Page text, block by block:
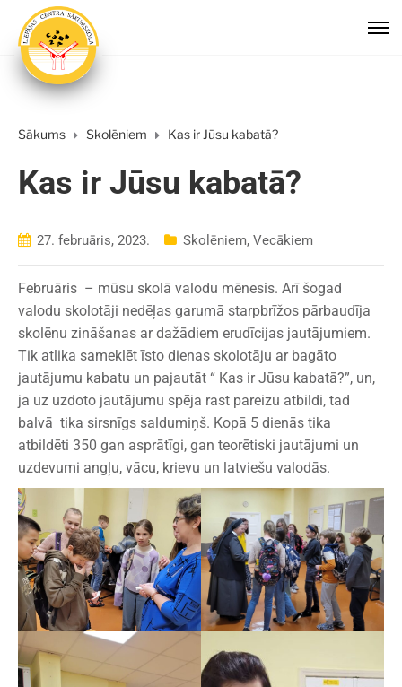
Sākums Skolēniem Kas ir Jūsu kabatā?
Kas ir Jūsu kabatā?
27. februāris, 2023. Skolēniem, Vecākiem
Februāris – mūsu skolā valodu mēnesis. Arī šogad
valodu skolotāji nedēļas garumā starpbrīžos pārbaudīja
skolēnu zināšanas ar dažādiem erudīcijas jautājumiem.
Tik atlika sameklēt īsto dienas skolotāju ar bagāto
jautājumu kabatu un pajautāt “ Kas ir Jūsu kabatā?”, un,
ja uz uzdoto jautājumu spēja rast pareizu atbildi, tad
balvā tika sirsnīgs saldumiņš. Kopā 5 dienās tika
atbildēti 350 gan asprātīgi, gan teorētiski jautājumi un
uzdevumi angļu, vācu, krievu un latviešu valodās.